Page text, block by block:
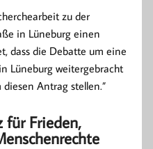
zu der
in Lüneburg einen
dass die Debatte um eine
Lüneburg weitergebracht
Antrag stellen.”
für Frieden,